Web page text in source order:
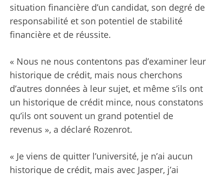
situation financière d’un candidat, son degré de
responsabilité et son potentiel de stabilité
financière et de réussite.
« Nous ne nous contentons pas d’examiner leur
historique de crédit, mais nous cherchons
d’autres données à leur sujet, et même s’ils ont
un historique de crédit mince, nous constatons
qu’ils ont souvent un grand potentiel de
revenus », a déclaré Rozenrot.
« Je viens de quitter l’université, je n’ai aucun
historique de crédit, mais avec Jasper, j’ai